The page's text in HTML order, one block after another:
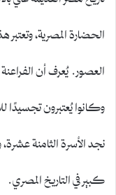
الحضارة المصرية،
العصور. يُعرف أن
وكانوا يُعتبرون تجسيدًا
نجد الأسرة الثامنة
كبير في التاريخ المصري.